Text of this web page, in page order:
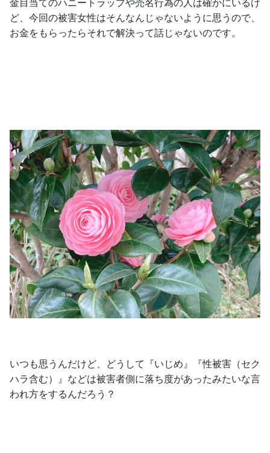
ど、今回の被害女性はそんなんじゃないように思うので、
お金をもらったらそれで解決って話じゃないのです。
いつも思うんだけど、どうして『いじめ』『性被害（セク
ハラ含む）』などは被害者側に落ち度があったみたいな言
われ方をするんだろう？